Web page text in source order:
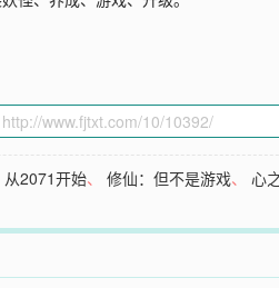
2071开始、修仙：但不是游戏、心